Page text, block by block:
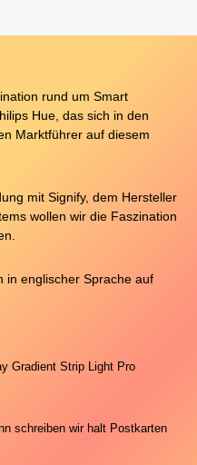
rund um Smart
Hue, das sich in den
Marktführer auf diesem
mit Signify, dem Hersteller
wollen wir die Faszination
in englischer Sprache auf
Gradient Strip Light Pro
schreiben wir halt Postkarten